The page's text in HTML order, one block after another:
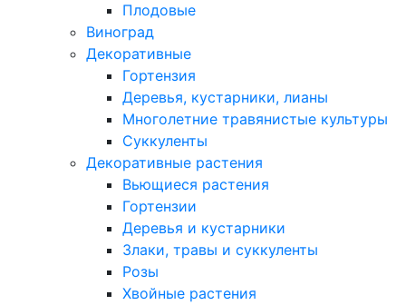
Плодовые
Виноград
Декоративные
Гортензия
Деревья, кустарники, лианы
Многолетние травянистые культуры
Суккуленты
Декоративные растения
Вьющиеся растения
Гортензии
Деревья и кустарники
Злаки, травы и суккуленты
Розы
Хвойные растения